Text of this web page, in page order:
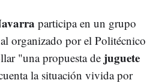
participa en un grupo
organizado por el Politécnico
"una propuesta de juguete
la situación vivida por